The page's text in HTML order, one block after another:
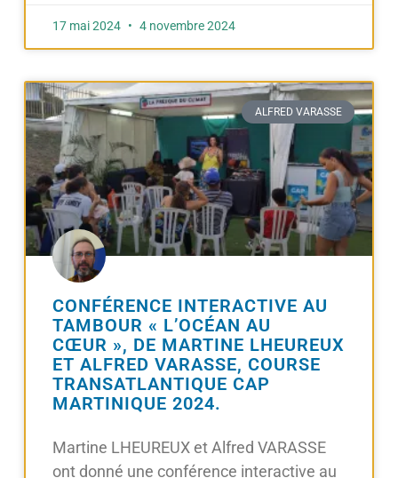
17 mai 2024 4 novembre 2024
ALFRED VARASSE
CONFÉRENCE INTERACTIVE AU
TAMBOUR « L’OCÉAN AU
CŒUR », DE MARTINE LHEUREUX
ET ALFRED VARASSE, COURSE
TRANSATLANTIQUE CAP
MARTINIQUE 2024.
Martine LHEUREUX et Alfred VARASSE
ont donné une conférence interactive au